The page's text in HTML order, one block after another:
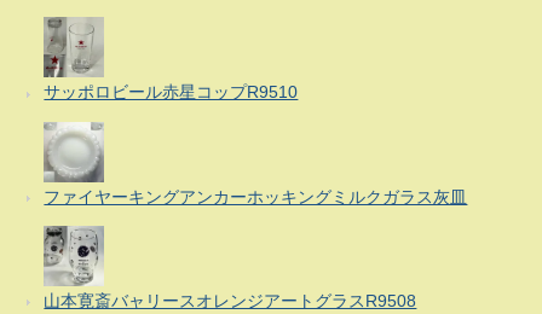
サッポロビール赤星コップR9510
ファイヤーキングアンカーホッキングミルクガラス灰皿
山本寛斎バャリースオレンジアートグラスR9508